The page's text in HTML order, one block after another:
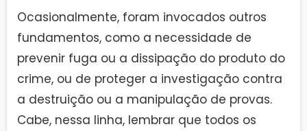
Ocasionalmente, foram invocados outros
fundamentos, como a necessidade de
prevenir fuga ou a dissipação do produto do
crime, ou de proteger a investigação contra
a destruição ou a manipulação de provas.
Cabe, nessa linha, lembrar que todos os